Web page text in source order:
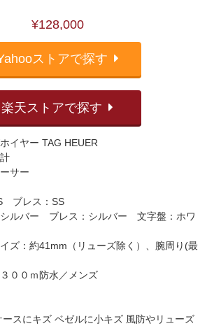
¥128,000
ストアで探す
楽天ストアで探す
イヤー TAG HEUER
サー
ブレス：SS
シルバー ブレス：シルバー 文字盤：ホワ
イズ：約41mm（リューズ除く）、腕周り(最
００ｍ防水／メンズ
ースにキズ ベゼルに小キズ 風防やリューズ